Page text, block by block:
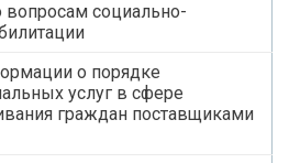
вопросам социально-
о порядке
услуг в сфере
граждан поставщиками